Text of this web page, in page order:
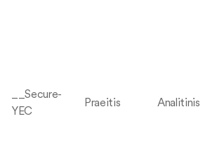
__Secure-
YEC
Praeitis Analitinis